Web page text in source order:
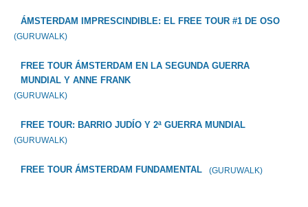
ÁMSTERDAM IMPRESCINDIBLE: EL FREE TOUR #1 DE OSO
(GURUWALK)
FREE TOUR ÁMSTERDAM EN LA SEGUNDA GUERRA
MUNDIAL Y ANNE FRANK
(GURUWALK)
FREE TOUR: BARRIO JUDÍO Y 2ª GUERRA MUNDIAL
(GURUWALK)
FREE TOUR ÁMSTERDAM FUNDAMENTAL (GURUWALK)